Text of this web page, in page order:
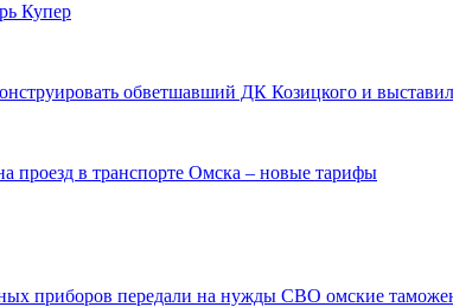
Купер
обветшавший ДК Козицкого и
проезд в транспорте Омска – новые тарифы
приборов передали на нужды СВО омские